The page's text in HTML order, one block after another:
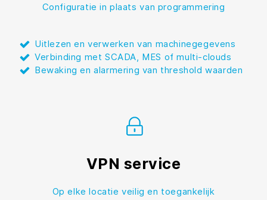
Configuratie in plaats van programmering
Uitlezen en verwerken van machinegegevens
Verbinding met SCADA, MES of multi-clouds
Bewaking en alarmering van threshold waarden
VPN service
Op elke locatie veilig en toegankelijk